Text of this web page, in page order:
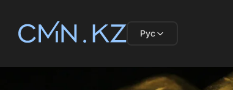
Рус